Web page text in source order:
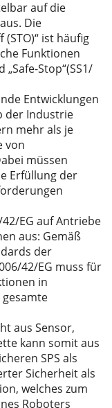
auf die
Die
ist häufig
Funktionen
„Safe-Stop“(SS1/
Entwicklungen
der Industrie
mehr als je
von
müssen
Erfüllung der
EG auf Antriebe
aus: Gemäß
der
42/EG muss für
in
aus Sensor,
kann somit aus
SPS als
Sicherheit als
welches zum
Roboters